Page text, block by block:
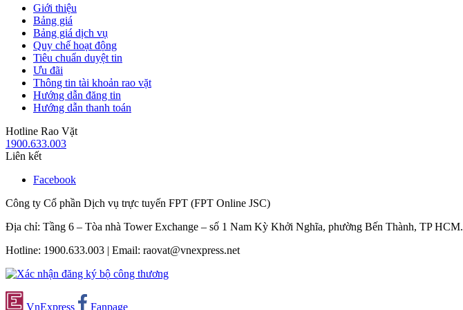
Giới thiệu
Bảng giá
Bảng giá dịch vụ
Quy chế hoạt động
Tiêu chuẩn duyệt tin
Ưu đãi
Thông tin tài khoản rao vặt
Hướng dẫn đăng tin
Hướng dẫn thanh toán
Hotline Rao Vặt
1900.633.003
Liên kết
Facebook
Công ty Cổ phần Dịch vụ trực tuyến FPT (FPT Online JSC)
Địa chỉ: Tầng 6 – Tòa nhà Tower Exchange – số 1 Nam Kỳ Khởi Nghĩa, phường Bến Thành, TP HCM.
Hotline: 1900.633.003 | Email: raovat@vnexpress.net
VnExpress Fanpage